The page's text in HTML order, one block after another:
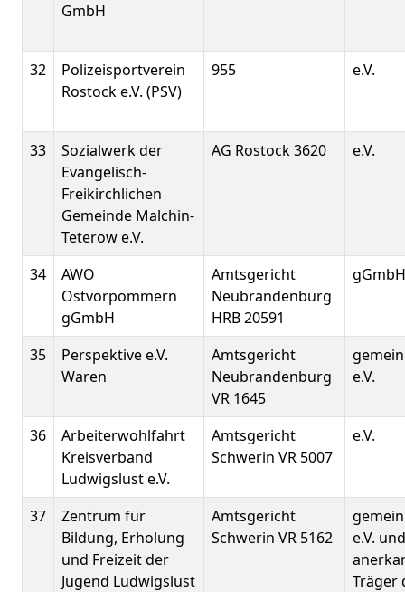
GmbH
32
Polizeisportverein
Rostock e.V. (PSV)
955 e.V.
33
Sozialwerk der
Evangelisch-
Freikirchlichen
Gemeinde Malchin-
Teterow e.V.
AG Rostock 3620 e.V.
34
AWO
Ostvorpommern
gGmbH
Amtsgericht
Neubrandenburg
HRB 20591
gGmbH
35
Perspektive e.V.
Waren
Amtsgericht
Neubrandenburg
VR 1645
e.V.
36
Arbeiterwohlfahrt
Kreisverband
Ludwigslust e.V.
Amtsgericht
Schwerin VR 5007
e.V.
37
Zentrum für
Bildung, Erholung
und Freizeit der
Jugend Ludwigslust
Amtsgericht
Schwerin VR 5162
e.V. und
Träger